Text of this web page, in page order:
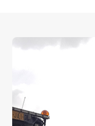
SERIA